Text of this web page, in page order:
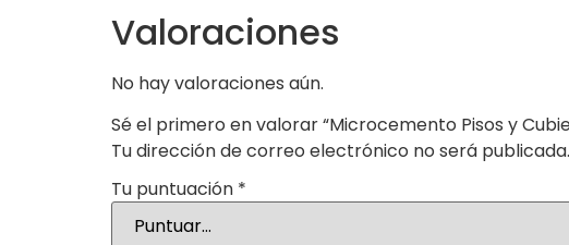
Valoraciones
No hay valoraciones aún.
Sé el primero en valorar “Microcemento Pisos y
Tu dirección de correo electrónico no será publicada.
Tu puntuación *